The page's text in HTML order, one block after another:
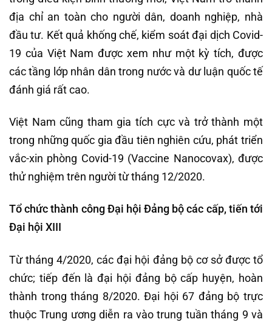
địa chỉ an toàn cho người dân, doanh nghiệp, nhà
đầu tư. Kết quả khống chế, kiểm soát đại dịch Covid-
19 của Việt Nam được xem như một kỳ tích, được
các tầng lớp nhân dân trong nước và dư luận quốc tế
đánh giá rất cao.
Việt Nam cũng tham gia tích cực và trở thành một
trong những quốc gia đầu tiên nghiên cứu, phát triển
vắc-xin phòng Covid-19 (Vaccine Nanocovax), được
thử nghiệm trên người từ tháng 12/2020.
Tổ chức thành công Đại hội Đảng bộ các cấp, tiến tới
Đại hội XIII
Từ tháng 4/2020, các đại hội đảng bộ cơ sở được tổ
chức; tiếp đến là đại hội đảng bộ cấp huyện, hoàn
thành trong tháng 8/2020. Đại hội 67 đảng bộ trực
thuộc Trung ương diễn ra vào trung tuần tháng 9 và